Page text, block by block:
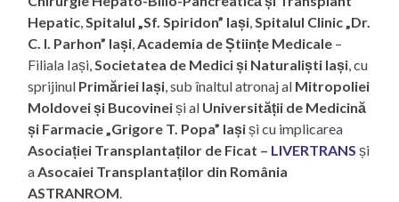
Hepatic,Spitalul „Sf. Spiridon” Iași,Spitalul Clinic „Dr.
C. I. Parhon” Iași,Academia de Științe Medicale –
Filiala Iași,Societatea de Medici și Naturaliști Iași, cu
sprijinul Primăriei Iași, sub înaltul atronaj al Mitropoliei
Moldovei și Bucovineiși al Universității de Medicină
și Farmacie „Grigore T. Popa” Iașiși cu implicarea
Asociației Transplantaților de Ficat – LIVERTRANS și
aAsocaiei Transplantaților din România
ASTRANROM.